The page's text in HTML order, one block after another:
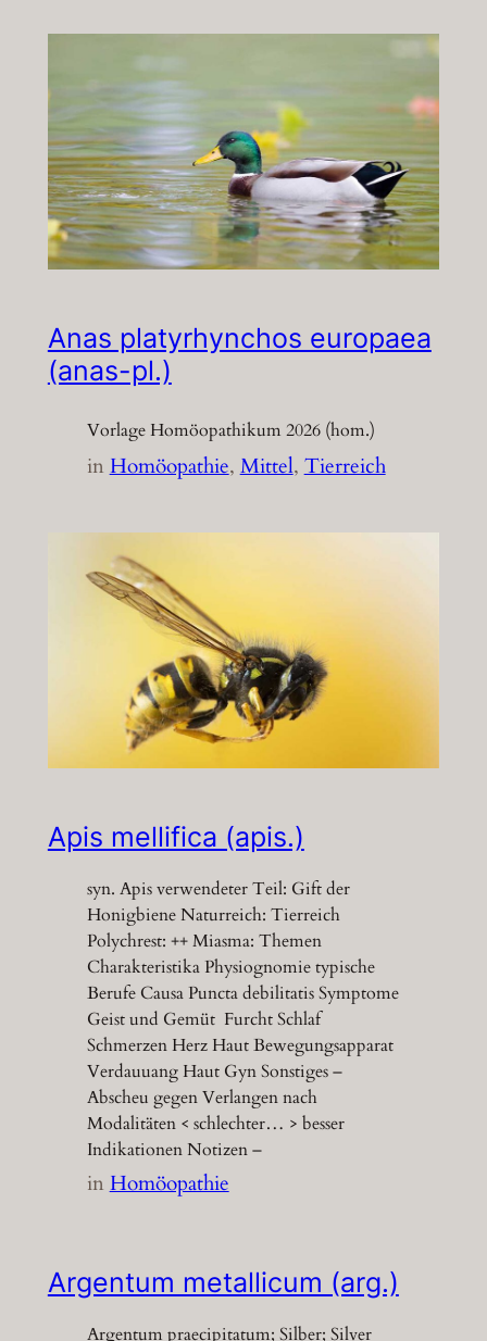
Anas platyrhynchos europaea
(anas-pl.)
Vorlage Homöopathikum 2026 (hom.)
inHomöopathie, Mittel, Tierreich
Apis mellifica (apis.)
syn. Apis verwendeter Teil: Gift der
Honigbiene Naturreich: Tierreich
Polychrest: ++ Miasma: Themen
Charakteristika Physiognomie typische
Berufe Causa Puncta debilitatis Symptome
Geist und Gemüt Furcht Schlaf
Schmerzen Herz Haut Bewegungsapparat
Verdauuang Haut Gyn Sonstiges –
Abscheu gegen Verlangen nach
Modalitäten < schlechter… > besser
Indikationen Notizen –
inHomöopathie
Argentum metallicum (arg.)
Argentum praecipitatum; Silber; Silver